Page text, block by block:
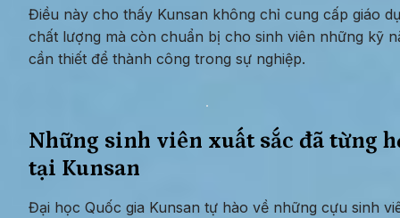
Điều này cho thấy Kunsan không chỉ cung cấp giáo
chất lượng mà còn chuẩn bị cho sinh viên những kỹ
cần thiết để thành công trong sự nghiệp.
Những sinh viên xuất sắc đã từng
tại Kunsan
Đại học Quốc gia Kunsan tự hào về những cựu sinh